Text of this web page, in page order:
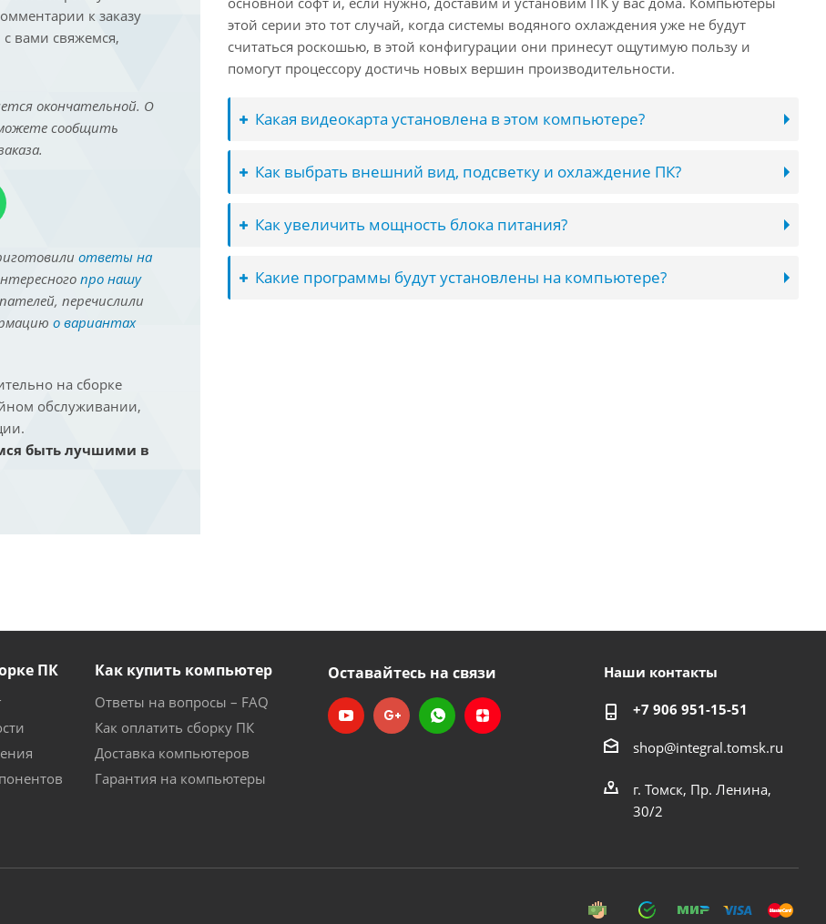
к заказу
вами свяжемся,
окончательной. О
сообщить
ответы на
про нашу
перечислили
о вариантах
на сборке
обслуживании,
быть лучшими в
этой серии это тот случай, когда системы водяного охлаждения уже не будут
считаться роскошью, в этой конфигурации они принесут ощутимую пользу и
помогут процессору достичь новых вершин производительности.
Какая видеокарта установлена в этом компьютере?
Как выбрать внешний вид, подсветку и охлаждение ПК?
Как увеличить мощность блока питания?
Какие программы будут установлены на компьютере?
ПК Как купить компьютер
Ответы на вопросы – FAQ
Как оплатить сборку ПК
Доставка компьютеров
Гарантия на компьютеры
Оставайтесь на связи Наши контакты
+7 906 951-15-51
shop@integral.tomsk.ru
г. Томск, Пр. Ленина,
30/2